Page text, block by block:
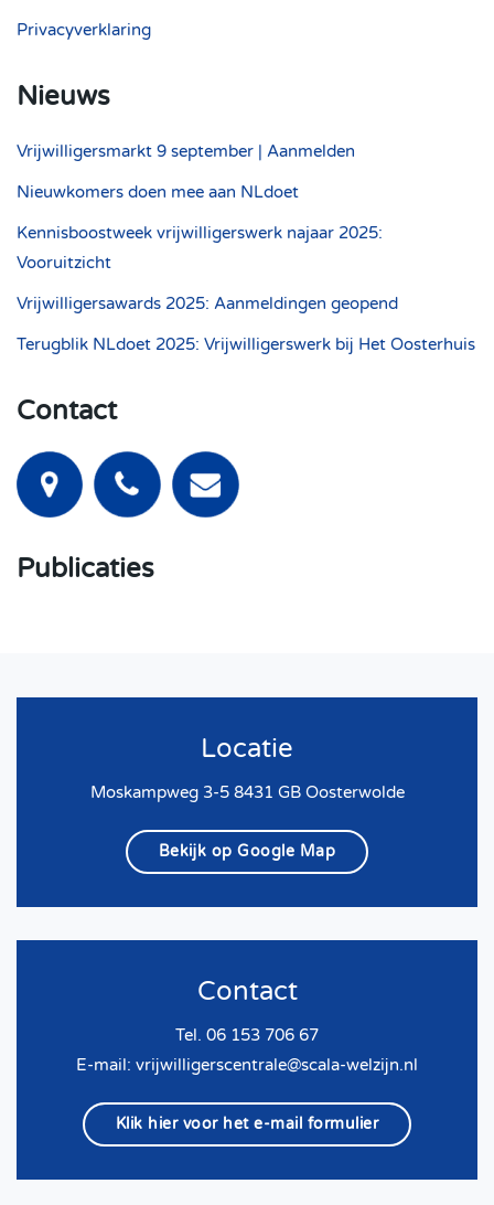
Privacyverklaring
Nieuws
Vrijwilligersmarkt 9 september | Aanmelden
Nieuwkomers doen mee aan NLdoet
Kennisboostweek vrijwilligerswerk najaar 2025:
Vooruitzicht
Vrijwilligersawards 2025: Aanmeldingen geopend
Terugblik NLdoet 2025: Vrijwilligerswerk bij Het Oosterhuis
Contact
Publicaties
Locatie
Moskampweg 3-5 8431 GB Oosterwolde
Bekijk op Google Map
Contact
Tel. 06 153 706 67
E-mail: vrijwilligerscentrale@scala-welzijn.nl
Klik hier voor het e-mail formulier